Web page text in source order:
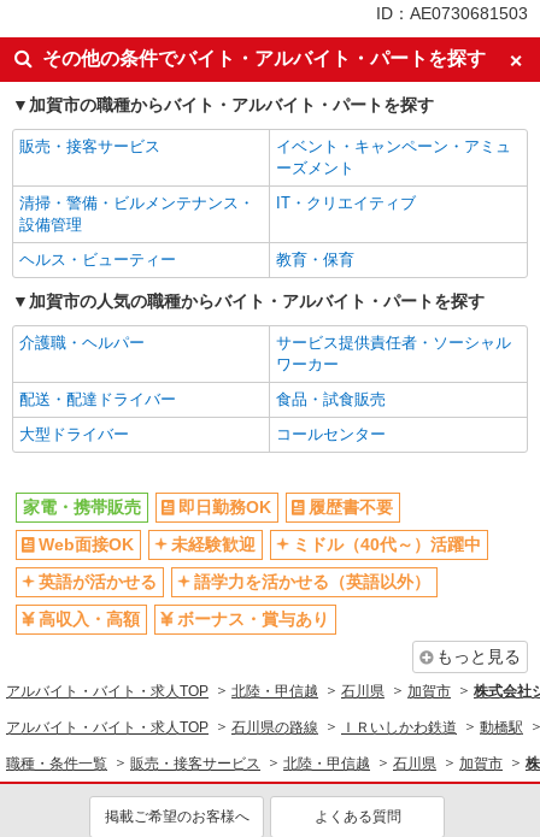
英語が活かせる
ボーナス・賞与あり
日払い
車通勤OK
交通費支給
社会保険あり
社員登用あり
ID：AE0730681503
その他の条件でバイト・アルバイト・パートを探す
加賀市の職種からバイト・アルバイト・パートを探す
販売・接客サービス
イベント・キャンペーン・アミュ
ーズメント
清掃・警備・ビルメンテナンス・
設備管理
IT・クリエイティブ
ヘルス・ビューティー 教育・保育
加賀市の人気の職種からバイト・アルバイト・パートを探す
介護職・ヘルパー
サービス提供責任者・ソーシャル
ワーカー
配送・配達ドライバー
食品・試食販売
大型ドライバー
コールセンター
家電・携帯販売 即日勤務OK
履歴書不要
Web面接OK
未経験歓迎
ミドル（40代～）活躍中
英語が活かせる
語学力を活かせる（英語以外）
高収入・高額
ボーナス・賞与あり
もっと見る
アルバイト・バイト・求人TOP 北陸・甲信越 石川県 加賀市 株式会社
アルバイト・バイト・求人TOP 石川県の路線 ＩＲいしかわ鉄道 動橋駅
職種・条件一覧 販売・接客サービス 北陸・甲信越 石川県 加賀市
掲載ご希望のお客様へ よくある質問